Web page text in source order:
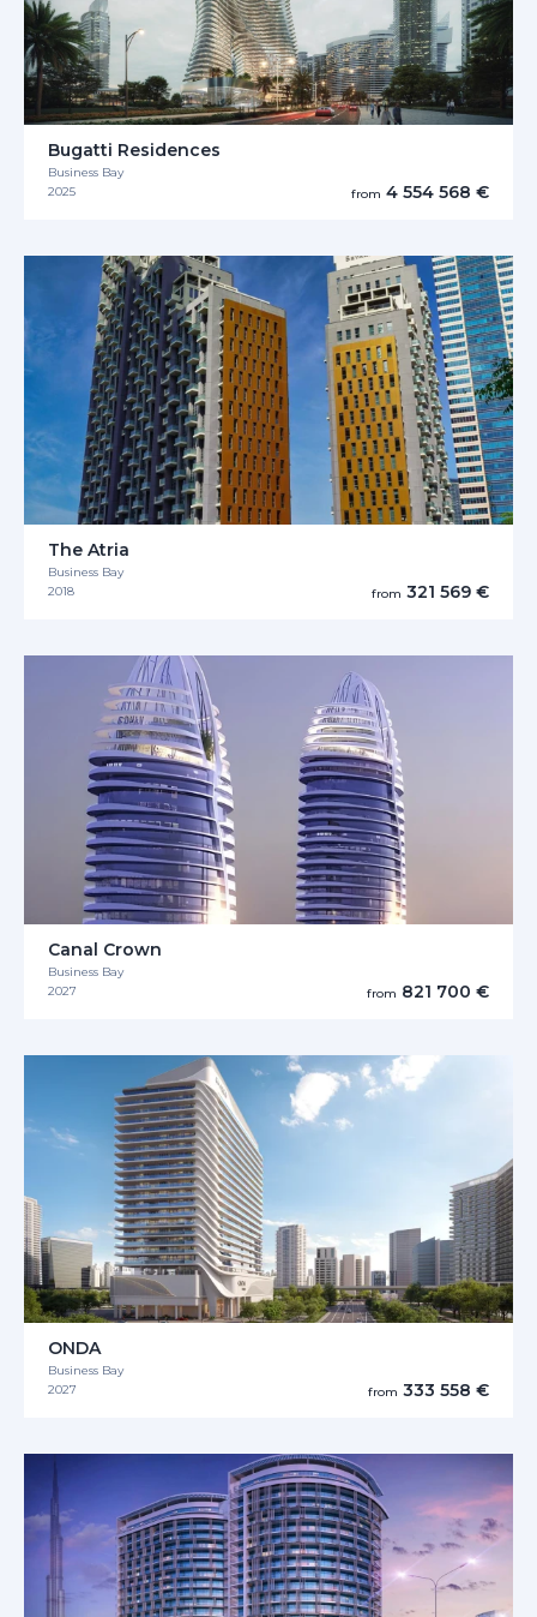
Bugatti Residences
Business Bay
2025
from 4 554 568 €
The Atria
Business Bay
2018
from 321 569 €
Canal Crown
Business Bay
2027
from 821 700 €
ONDA
Business Bay
2027
from 333 558 €